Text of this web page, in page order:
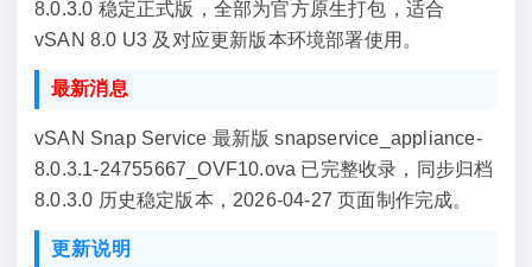
8.0.3.0 稳定正式版，全部为官方原生打包，适合
vSAN 8.0 U3 及对应更新版本环境部署使用。
最新消息
vSAN Snap Service 最新版 snapservice_appliance-
8.0.3.1-24755667_OVF10.ova 已完整收录，同步归档
8.0.3.0 历史稳定版本，2026-04-27 页面制作完成。
更新说明